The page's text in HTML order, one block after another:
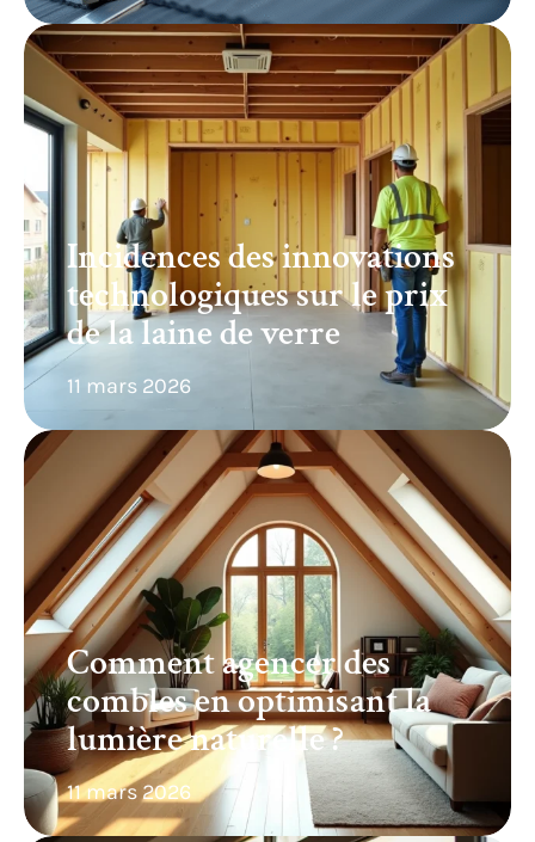
Incidences des innovations
technologiques sur le prix
de la laine de verre
11 mars 2026
Comment agencer des
combles en optimisant la
lumière naturelle ?
11 mars 2026